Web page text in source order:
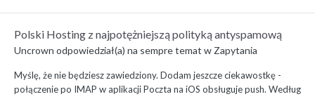
Polski Hosting z najpotężniejszą polityką antyspamową
Uncrown odpowiedział(a) na sempretemat w Zapytania
Myślę, że nie będziesz zawiedziony. Dodam jeszcze ciekawostkę -
połączenie po IMAP w aplikacji Poczta na iOS obsługuje push. Według